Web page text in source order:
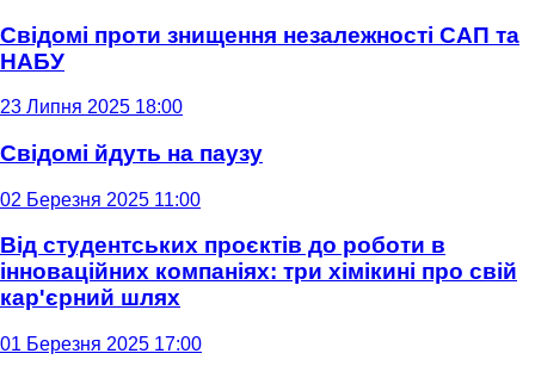
Свідомі проти знищення незалежності САП та
НАБУ
23 Липня 2025 18:00
Свідомі йдуть на паузу
02 Березня 2025 11:00
Від студентських проєктів до роботи в
інноваційних компаніях: три хімікині про свій
кар'єрний шлях
01 Березня 2025 17:00